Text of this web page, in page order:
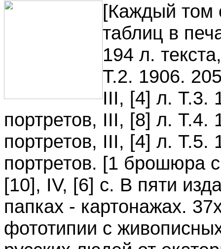
[Каждый том
таблиц в
194 л.
Т.2. 1906.
III, [4] л. Т.3.
портретов, III, [8] л. Т.4.
портретов, III, [4] л. Т.5.
портретов. [1 брошюра
[10], IV, [6] с. В пяти
папках - картонажах.
фототипии с